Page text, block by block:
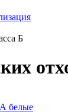
Б
белые